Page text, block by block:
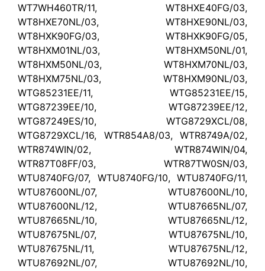
WT7WH460TR/11, WT8HXE40FG/03,
WT8HXE70NL/03, WT8HXE90NL/03,
WT8HXK90FG/03, WT8HXK90FG/05,
WT8HXM01NL/03, WT8HXM50NL/01,
WT8HXM50NL/03, WT8HXM70NL/03,
WT8HXM75NL/03, WT8HXM90NL/03,
WTG85231EE/11, WTG85231EE/15,
WTG87239EE/10, WTG87239EE/12,
WTG87249ES/10, WTG8729XCL/08,
WTG8729XCL/16, WTR854A8/03, WTR8749A/02,
WTR874WIN/02, WTR874WIN/04,
WTR87T08FF/03, WTR87TW0SN/03,
WTU8740FG/07, WTU8740FG/10, WTU8740FG/11,
WTU87600NL/07, WTU87600NL/10,
WTU87600NL/12, WTU87665NL/07,
WTU87665NL/10, WTU87665NL/12,
WTU87675NL/07, WTU87675NL/10,
WTU87675NL/11, WTU87675NL/12,
WTU87692NL/07, WTU87692NL/10,